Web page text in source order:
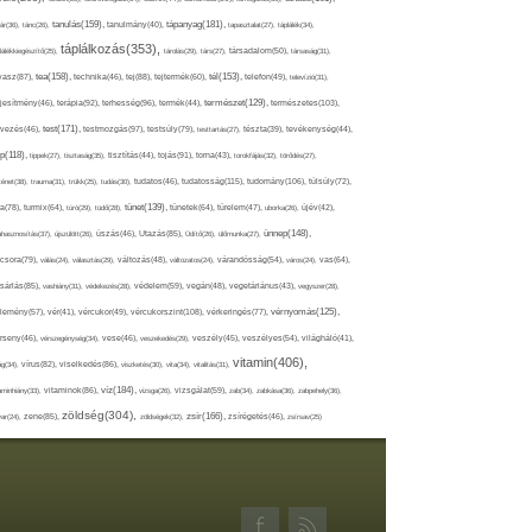
tánc(26), tanulás(159), tanulmány(40), tápanyag(181), tapasztalat(27), táplálék(34),
táplálkozás(353), tárolás(29), társ(27), társadalom(50), társaság(31),
tea(158), technika(46), tej(88), tejtermék(60), tél(153), telefon(49), televízió(31),
terápia(92), terhesség(96), termék(44), természet(129), természetes(103),
test(171), testmozgás(97), testsúly(79), testtartás(27), tészta(39), tevékenység(44),
tippek(27), tisztaság(35), tisztítás(44), tojás(91), torna(43), torokfájás(32), törődés(27),
trauma(31), trükk(25), tudás(30), tudatos(46), tudatosság(115), tudomány(106), túlsúly(72),
turmix(64), túró(29), tüdő(28), tünet(139), tünetek(64), türelem(47), uborka(26), újév(42),
újszülött(26), úszás(46), Utazás(85), Üdítő(26), ülőmunka(27), ünnep(148),
válás(24), választás(29), változás(48), változatos(24), várandósság(54), város(24), vas(64),
vashiány(31), védekezés(28), védelem(59), vegán(48), vegetáriánus(43), vegyszer(28),
vér(41), vércukor(49), vércukorszint(108), vérkeringés(77), vérnyomás(125),
vérszegénység(34), vese(46), veszekedés(29), veszély(45), veszélyes(54), világháló(41),
vírus(82), viselkedés(86), viszketés(30), vita(34), vitalitás(31), vitamin(406),
vitaminok(86), víz(184), vizsga(26), vizsgálat(59), zab(34), zabkása(36), zabpehely(36),
zene(85), zöldség(304), zöldségek(32), zsír(166), zsírégetés(46), zsírsav(25)